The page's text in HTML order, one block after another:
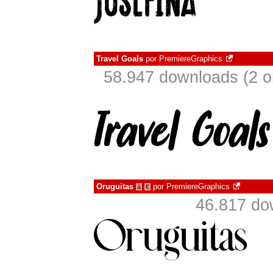
Travel Goals por PremiereGraphics
58.947 downloads (2
Oruguitas à € por PremiereGraphics
46.817